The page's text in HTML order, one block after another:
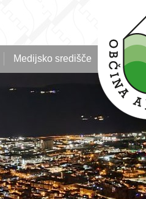
Medijsko središče